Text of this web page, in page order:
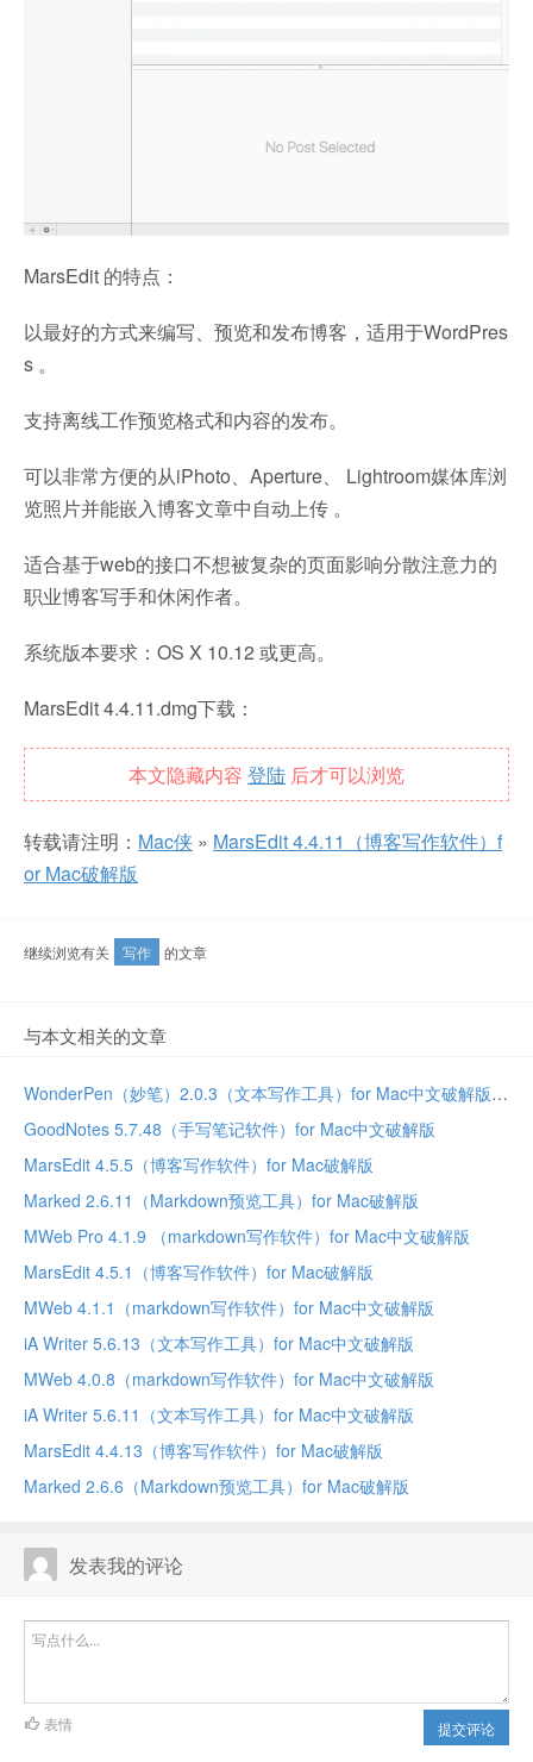
MarsEdit 的特点：
以最好的方式来编写、预览和发布博客，适用于WordPres
s 。
支持离线工作预览格式和内容的发布。
可以非常方便的从iPhoto、Aperture、 Lightroom媒体库浏
览照片并能嵌入博客文章中自动上传 。
适合基于web的接口不想被复杂的页面影响分散注意力的
职业博客写手和休闲作者。
系统版本要求：OS X 10.12 或更高。
MarsEdit 4.4.11.dmg下载：
本文隐藏内容 登陆 后才可以浏览
转载请注明： Mac侠 » MarsEdit 4.4.11（博客写作软件）f
or Mac破解版
继续浏览有关 写作 的文章
与本文相关的文章
WonderPen（妙笔）2.0.3（文本写作工具）for Mac中文破解版
GoodNotes 5.7.48（手写笔记软件）for Mac中文破解版
MarsEdit 4.5.5（博客写作软件）for Mac破解版
Marked 2.6.11（Markdown预览工具）for Mac破解版
MWeb Pro 4.1.9 （markdown写作软件）for Mac中文破解版
MarsEdit 4.5.1（博客写作软件）for Mac破解版
MWeb 4.1.1（markdown写作软件）for Mac中文破解版
iA Writer 5.6.13（文本写作工具）for Mac中文破解版
MWeb 4.0.8（markdown写作软件）for Mac中文破解版
iA Writer 5.6.11（文本写作工具）for Mac中文破解版
MarsEdit 4.4.13（博客写作软件）for Mac破解版
Marked 2.6.6（Markdown预览工具）for Mac破解版
发表我的评论
提交评论
表情